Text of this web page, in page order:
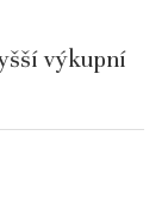
výkupní